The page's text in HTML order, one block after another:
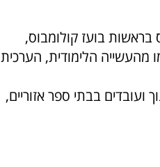
בועז קולומבוס,
מהעשייה הלימודית, הערכית
אנשי חינוך ועובדים בבתי ספר אזוריים,